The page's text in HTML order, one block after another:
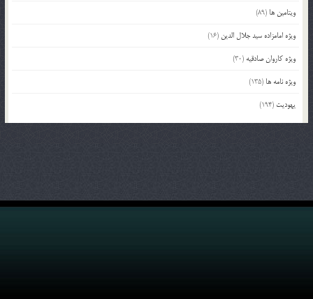
ویتامین ها (89)
ویژه امامزاده سید جلال الدین (16)
ویژه کاروان صادقیه (30)
ویژه نامه ها (135)
یهودیت (194)